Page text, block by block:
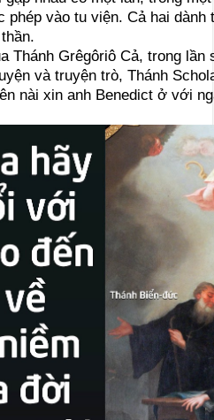
phép vào tu viện. Cả hai dành
Thánh Grêgôriô Cả, trong lần
và truyện trò, Thánh
nài xin anh Benedict ở với